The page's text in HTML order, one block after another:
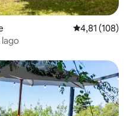
4,81 de uma
4,81 (108)